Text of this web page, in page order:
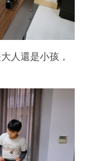
人還是小孩，